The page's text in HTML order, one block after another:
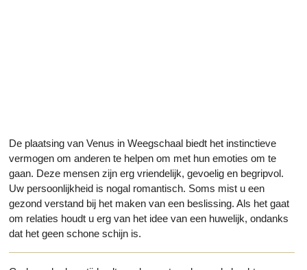
De plaatsing van Venus in Weegschaal biedt het instinctieve
vermogen om anderen te helpen om met hun emoties om te
gaan. Deze mensen zijn erg vriendelijk, gevoelig en begripvol.
Uw persoonlijkheid is nogal romantisch. Soms mist u een
gezond verstand bij het maken van een beslissing. Als het gaat
om relaties houdt u erg van het idee van een huwelijk, ondanks
dat het geen schone schijn is.